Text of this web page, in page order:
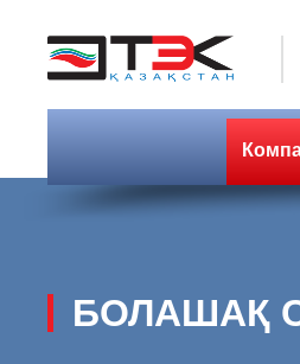
БОЛАШАҚ